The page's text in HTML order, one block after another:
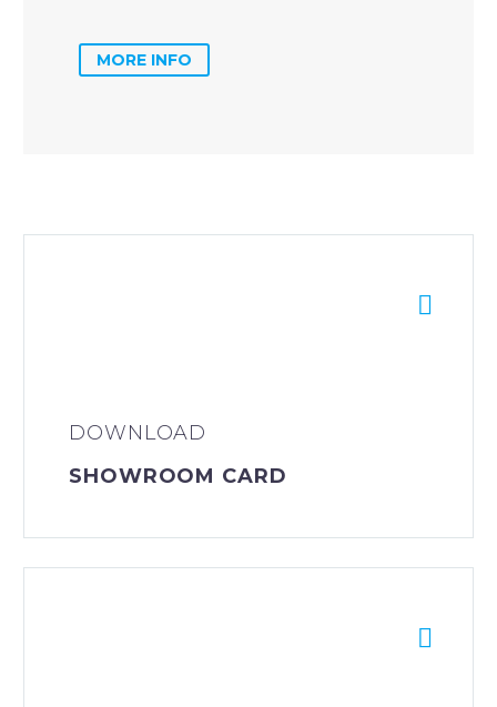
MORE INFO


DOWNLOAD
SHOWROOM CARD

